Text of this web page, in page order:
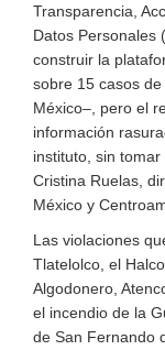
Transparencia,
Datos Personales
construir la
sobre 15 casos
México–, pero el
información
instituto, sin
Cristina Ruelas,
México y
Las violaciones
Tlatelolco, el
Algodonero,
el incendio de la
de San Fernando